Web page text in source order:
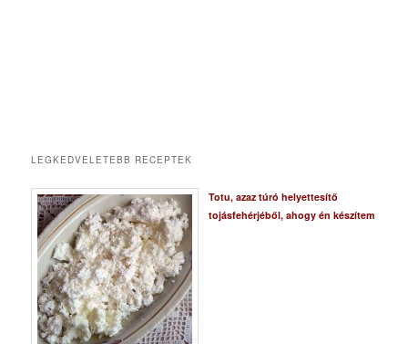
LEGKEDVELETEBB RECEPTEK
Totu, azaz túró helyettesítő
tojásfehérjéből, ahogy én készítem